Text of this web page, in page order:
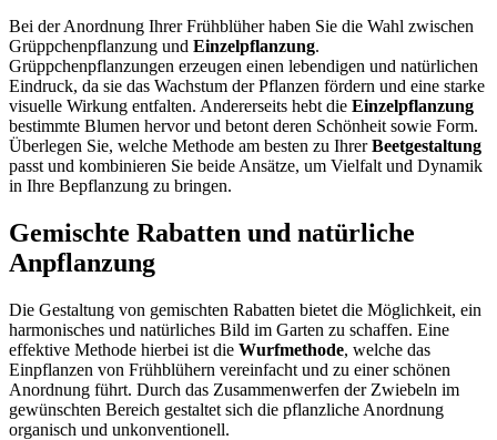
Bei der Anordnung Ihrer Frühblüher haben Sie die Wahl zwischen
Grüppchenpflanzung und Einzelpflanzung.
Grüppchenpflanzungen erzeugen einen lebendigen und natürlichen
Eindruck, da sie das Wachstum der Pflanzen fördern und eine starke
visuelle Wirkung entfalten. Andererseits hebt die Einzelpflanzung
bestimmte Blumen hervor und betont deren Schönheit sowie Form.
Überlegen Sie, welche Methode am besten zu IhrerBeetgestaltung
passt und kombinieren Sie beide Ansätze, um Vielfalt und Dynamik
in Ihre Bepflanzung zu bringen.
Gemischte Rabatten und natürliche
Anpflanzung
Die Gestaltung von gemischten Rabatten bietet die Möglichkeit, ein
harmonisches und natürliches Bild im Garten zu schaffen. Eine
effektive Methode hierbei ist die Wurfmethode, welche das
Einpflanzen von Frühblühern vereinfacht und zu einer schönen
Anordnung führt. Durch das Zusammenwerfen der Zwiebeln im
gewünschten Bereich gestaltet sich die pflanzliche Anordnung
organisch und unkonventionell.